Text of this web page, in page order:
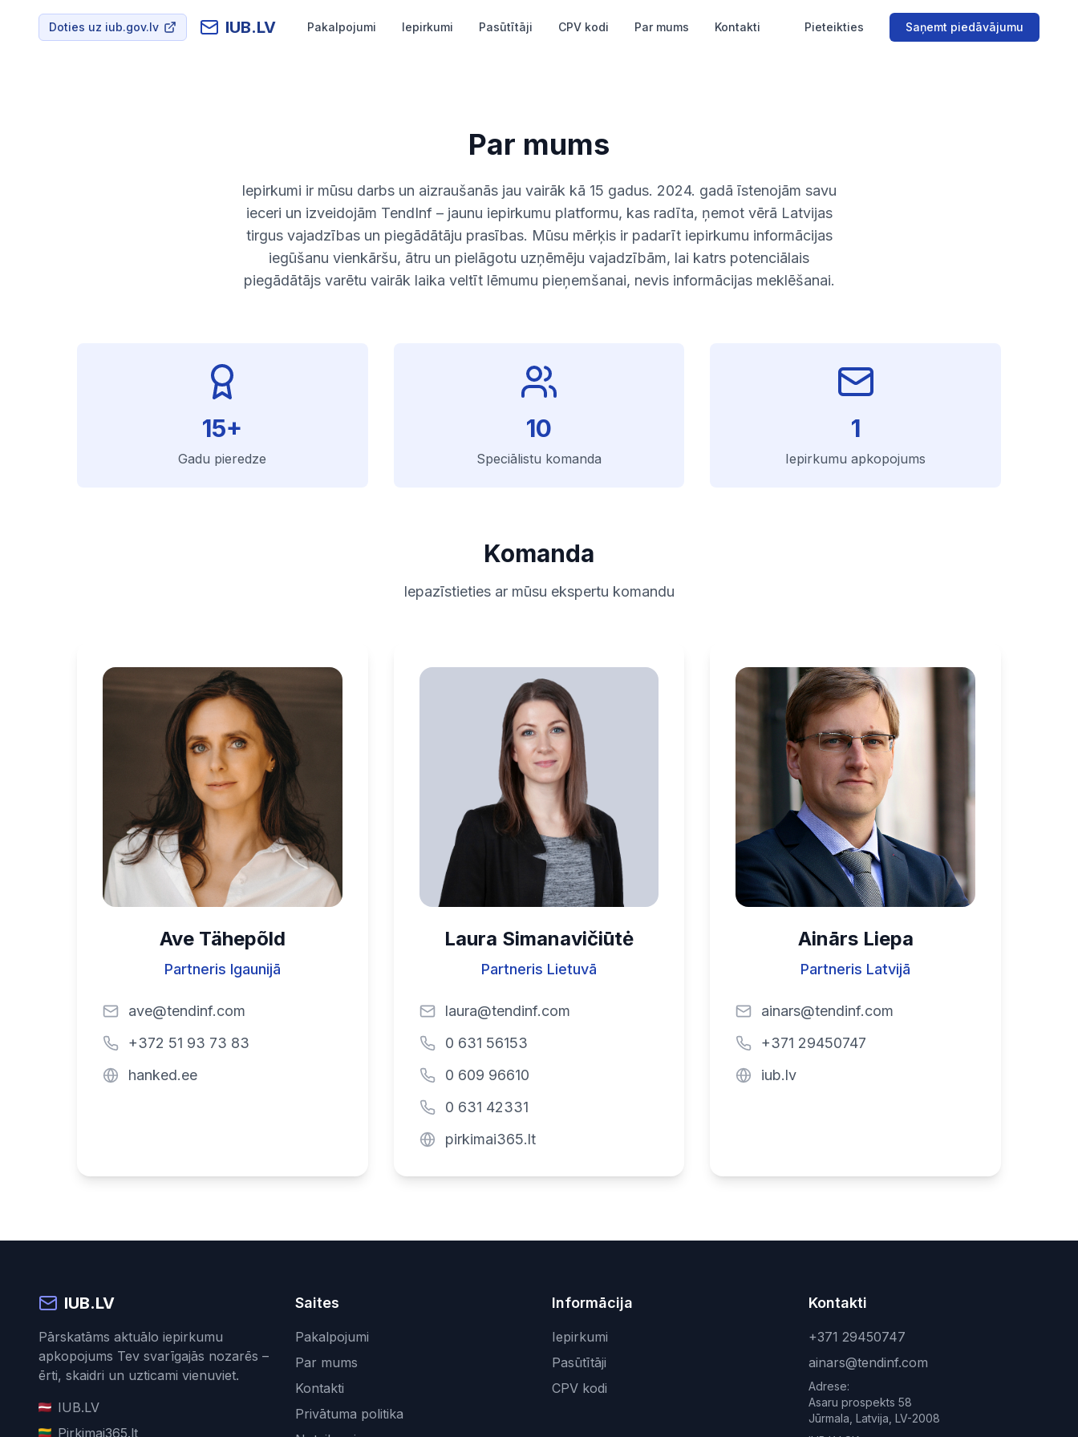
Doties uz iub.gov.lv IUB.LV Pakalpojumi Iepirkumi Pasūtītāji CPV kodi Par mums Kontakti Pieteikties Saņemt piedāvājumu
Par mums
Iepirkumi ir mūsu darbs un aizraušanās jau vairāk kā 15 gadus. 2024. gadā īstenojām savu
ieceri un izveidojām TendInf – jaunu iepirkumu platformu, kas radīta, ņemot vērā Latvijas
tirgus vajadzības un piegādātāju prasības. Mūsu mērķis ir padarīt iepirkumu informācijas
iegūšanu vienkāršu, ātru un pielāgotu uzņēmēju vajadzībām, lai katrs potenciālais
piegādātājs varētu vairāk laika veltīt lēmumu pieņemšanai, nevis informācijas meklēšanai.
15+
Gadu pieredze
10
Speciālistu komanda
1
Iepirkumu apkopojums
Komanda
Iepazīstieties ar mūsu ekspertu komandu
Ave Tähepõld
Partneris Igaunijā
ave@tendinf.com
+372 51 93 73 83
hanked.ee
Laura Simanavičiūtė
Partneris Lietuvā
laura@tendinf.com
0 631 56153
0 609 96610
0 631 42331
pirkimai365.lt
Ainārs Liepa
Partneris Latvijā
ainars@tendinf.com
+371 29450747
iub.lv
IUB.LV
Pārskatāms aktuālo iepirkumu
apkopojums Tev svarīgajās nozarēs –
ērti, skaidri un uzticami vienuviet.
IUB.LV
Pirkimai365.lt
Saites
Pakalpojumi
Par mums
Kontakti
Privātuma politika
Informācija
Iepirkumi
Pasūtītāji
CPV kodi
Kontakti
+371 29450747
ainars@tendinf.com
Adrese:
Asaru prospekts 58
Jūrmala, Latvija, LV-2008